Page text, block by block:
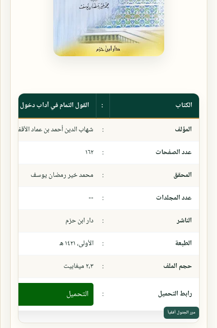
الكتاب :
القول التمام في آداب دخول الحمام
المؤلف
:
شهاب الدين أحمد بن عماد الأقفهسي
عدد الصفحات
:
١٦٢
المحقق
:
محمد خير رمضان يوسف
عدد المجلدات
:
--
الناشر
:
دار ابن حزم
الطبعة
:
الأولى، ١٤٢١ ھ
حجم الملف
: ٢،٣ ميغابيت
رابط التحميل : التحميل